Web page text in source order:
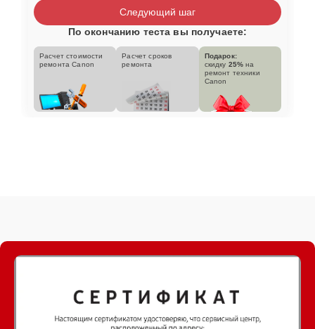
Следующий шаг
По окончанию теста вы получаете:
Расчет стоимости
ремонта Canon
Расчет сроков
ремонта
Подарок:
скидку 25% на
ремонт техники
Canon